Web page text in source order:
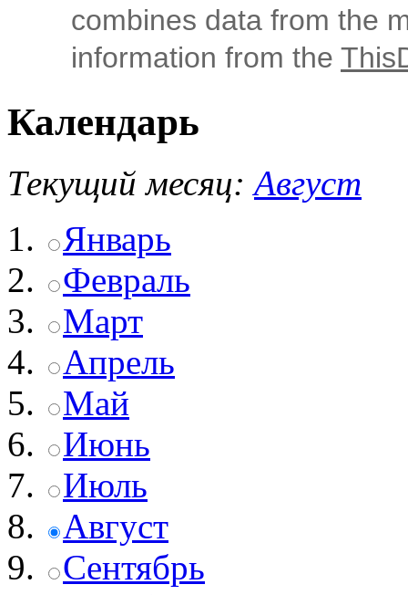
combines data from the
information from the
Календарь
Текущий месяц: Август
Январь
Февраль
Март
Апрель
Май
Июнь
Июль
Август
Сентябрь